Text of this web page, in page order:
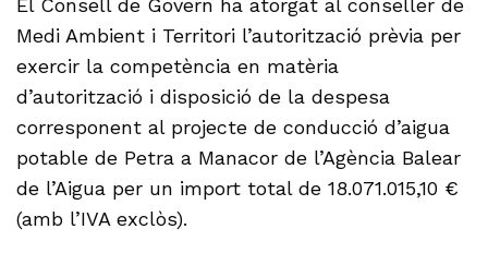
El Consell de Govern ha atorgat al conseller de
Medi Ambient i Territori l’autorització prèvia per
exercir la competència en matèria
d’autorització i disposició de la despesa
corresponent al projecte de conducció d’aigua
potable de Petra a Manacor de l’Agència Balear
de l’Aigua per un import total de 18.071.015,10 €
(amb l’IVA exclòs).